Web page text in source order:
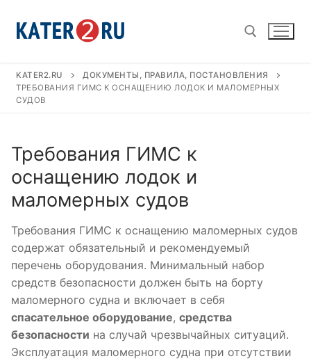
содержимому
Найти:
KATER2.RU
ДОКУМЕНТЫ, ПРАВИЛА, ПОСТАНОВЛЕНИЯ
ТРЕБОВАНИЯ ГИМС К ОСНАЩЕНИЮ ЛОДОК И МАЛОМЕРНЫХ
СУДОВ
Требования ГИМС к
оснащению лодок и
маломерных судов
Требования ГИМС к оснащению маломерных судов
содержат обязательный и рекомендуемый
перечень оборудования. Минимальный набор
средств безопасности должен быть на борту
маломерного судна и включает в себя
спасательное оборудование, средства
безопасности на случай чрезвычайных ситуаций.
Эксплуатация маломерного судна при отсутствии